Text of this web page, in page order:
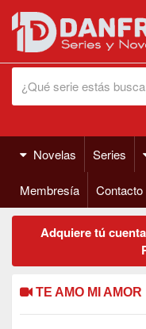
Novelas
Series
Membresía Contacto
Adquiere tú
TE AMO MI AMOR